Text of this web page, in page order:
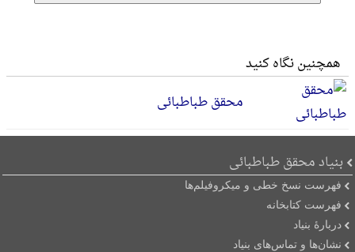
همچنین نگاه کنید
محقق طباطبائی
بنیاد محقق طباطبائی
فهرست نسخ خطی و میکروفیلم‌ها
فهرست کتابخانه
دربارۀ بنیاد
نشان‌ها و تماس‌های بنیاد